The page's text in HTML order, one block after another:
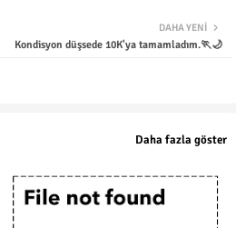
DAHA YENI
Kondisyon düşsede 10K'ya tamamladım.🏃🌙
Daha fazla göster